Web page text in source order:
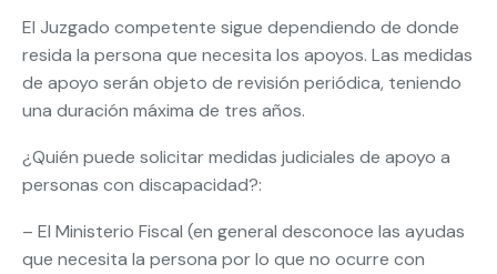
El Juzgado competente sigue dependiendo de donde
resida la persona que necesita los apoyos. Las medidas
de apoyo serán objeto de revisión periódica, teniendo
una duración máxima de tres años.
¿Quién puede solicitar medidas judiciales de apoyo a
personas con discapacidad?:
– El Ministerio Fiscal (en general desconoce las ayudas
que necesita la persona por lo que no ocurre con